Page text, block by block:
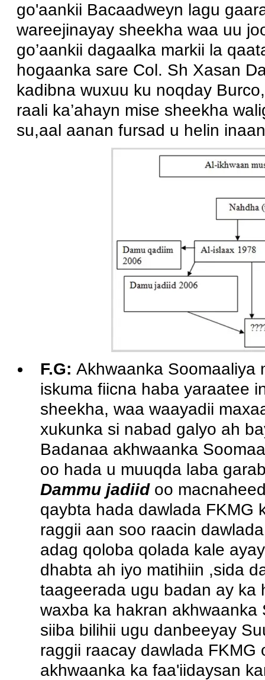
go'aankii Bacaadweyn lagu
wareejinayay sheekha waa uu
go’aankii dagaalka markii la
hogaanka sare Col. Sh Xasan
kadibna wuxuu ku noqday
raali ka’ahayn mise sheekha
su,aal aanan fursad u helin
F.G:Akhwaanka Soomaaliya
iskuma fiicna haba yaraatee
sheekha, waa waayadii
xukunka si nabad galyo ah
Badanaa akhwaanka
oo hada u muuqda laba
Dammu jadiidoo
qaybta hada dawlada FKMG
raggii aan soo raacin
adag qoloba qolada kale
dhabta ah iyo matihiin ,sida
taageerada ugu badan ay ka
waxba ka hakran
siiba bilihii ugu danbeeyay
raggii raacay dawlada
akhwaanka ka faa'iidaysan